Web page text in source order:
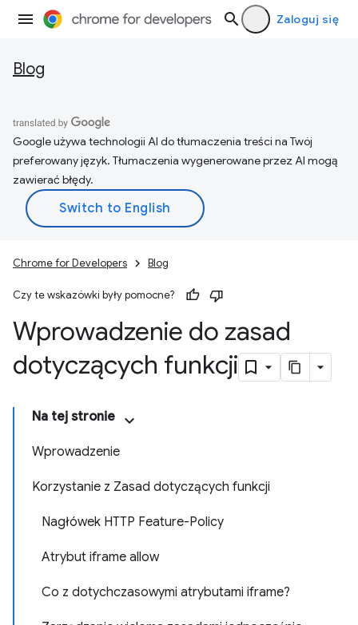
Zaloguj się
Blog
Google używa technologii AI do tłumaczenia treści na Twój
preferowany język. Tłumaczenia wygenerowane przez AI mogą
zawierać błędy.
Chrome for Developers Blog
Czy te wskazówki były pomocne?
Wprowadzenie do zasad
dotyczących funkcji
Na tej stronie
Wprowadzenie
Korzystanie z Zasad dotyczących funkcji
Nagłówek HTTP Feature-Policy
Atrybut iframe allow
Co z dotychczasowymi atrybutami iframe?